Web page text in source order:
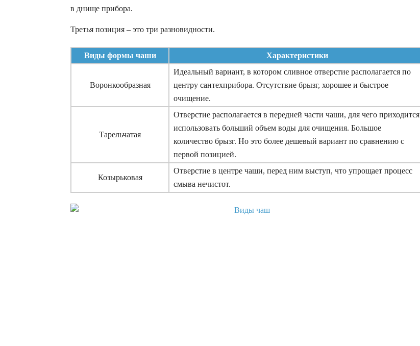
в днище прибора.
Третья позиция – это три разновидности.
Виды формы чаши Характеристики
Воронкообразная
Идеальный вариант, в котором сливное отверстие располагается по
центру сантехприбора. Отсутствие брызг, хорошее и быстрое
очищение.
Тарельчатая
Отверстие располагается в передней части чаши, для чего приходится
использовать больший объем воды для очищения. Большое
количество брызг. Но это более дешевый вариант по сравнению с
первой позицией.
Козырьковая
Отверстие в центре чаши, перед ним выступ, что упрощает процесс
смыва нечистот.